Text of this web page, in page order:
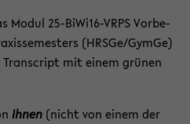
Modul 25-​BiWi16-VRPS Vor­be­
(HRSGe/GymGe)
mit einem grü­nen
Ihnen (nicht von einem der